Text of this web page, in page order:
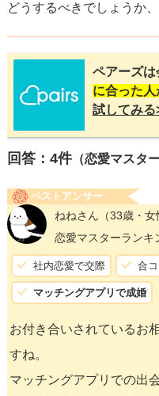
どうするべきでしょうか、
ペアーズは
に合った人
試してみる
回答： 4件（恋愛マスタ
ベストアンサー
ねねさん （33歳・女
恋愛マスターランキ
社内恋愛で交際 合
マッチングアプリで成婚
お付き合いされているお
すね。
マッチングアプリでの出